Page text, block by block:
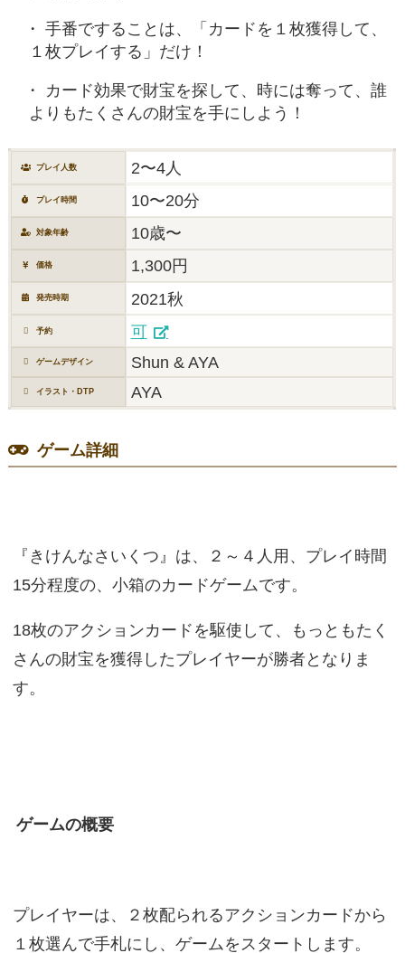
手番ですることは、「カードを１枚獲得して、
１枚プレイする」だけ！
カード効果で財宝を探して、時には奪って、誰
よりもたくさんの財宝を手にしよう！
プレイ人数 2〜4人
プレイ時間 10〜20分
対象年齢 10歳〜
価格 1,300円
発売時期 2021秋
予約 可
ゲームデザイン Shun & AYA
イラスト・DTP AYA
ゲーム詳細
『きけんなさいくつ』は、２～４人用、プレイ時間
15分程度の、小箱のカードゲームです。
18枚のアクションカードを駆使して、もっともたく
さんの財宝を獲得したプレイヤーが勝者となりま
す。
ゲームの概要
プレイヤーは、２枚配られるアクションカードから
１枚選んで手札にし、ゲームをスタートします。